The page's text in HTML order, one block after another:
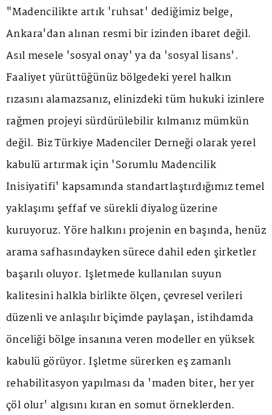
"Madencilikte artık 'ruhsat' dediğimiz belge,
Ankara'dan alınan resmi bir izinden ibaret değil.
Asıl mesele 'sosyal onay' ya da 'sosyal lisans'.
Faaliyet yürüttüğünüz bölgedeki yerel halkın
rızasını alamazsanız, elinizdeki tüm hukuki izinlere
rağmen projeyi sürdürülebilir kılmanız mümkün
değil. Biz Türkiye Madenciler Derneği olarak yerel
kabulü artırmak için 'Sorumlu Madencilik
İnisiyatifi' kapsamında standartlaştırdığımız temel
yaklaşımı şeffaf ve sürekli diyalog üzerine
kuruyoruz. Yöre halkını projenin en başında, henüz
arama safhasındayken sürece dahil eden şirketler
başarılı oluyor. İşletmede kullanılan suyun
kalitesini halkla birlikte ölçen, çevresel verileri
düzenli ve anlaşılır biçimde paylaşan, istihdamda
önceliği bölge insanına veren modeller en yüksek
kabulü görüyor. İşletme sürerken eş zamanlı
rehabilitasyon yapılması da 'maden biter, her yer
çöl olur' algısını kıran en somut örneklerden.